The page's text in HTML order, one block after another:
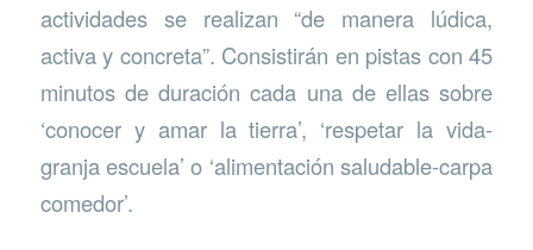
actividades se realizan “de manera lúdica,
activa y concreta”. Consistirán en pistas con 45
minutos de duración cada una de ellas sobre
‘conocer y amar la tierra’, ‘respetar la vida-
granja escuela’ o ‘alimentación saludable-carpa
comedor’.